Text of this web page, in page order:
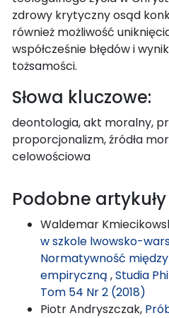
zdrowy krytyczny osąd
również możliwość
współcześnie błędów i
tożsamości.
Słowa kluczowe:
deontologia, akt moralny,
proporcjonalizm, źródła
celowościowa
Podobne artykuły
Waldemar
w szkole lwowsko-
Normatywność
empiryczną ,Studia
Tom 54 Nr 2 (2018)
Piotr Andryszczak,